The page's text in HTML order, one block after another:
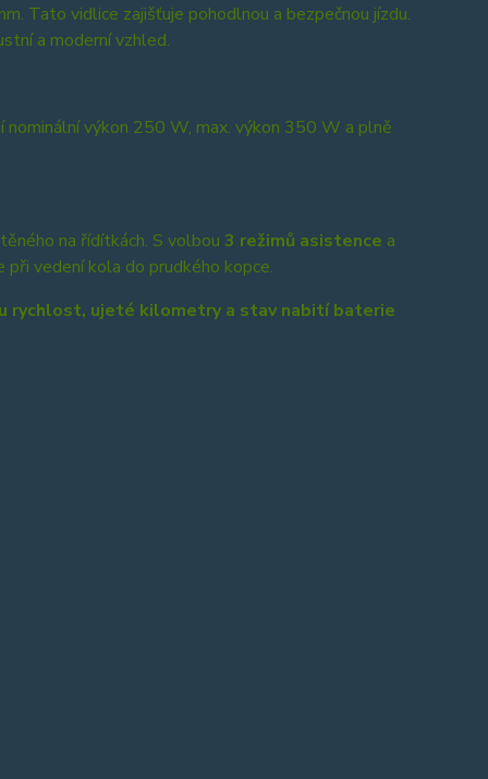
Tato vidlice zajišťuje pohodlnou a bezpečnou jízdu.
a moderní vzhled.
výkon 250 W, max. výkon 350 W a plně
na řídítkách. S volbou 3 režimů asistence a
vedení kola do prudkého kopce.
rychlost, ujeté kilometry a stav nabití baterie